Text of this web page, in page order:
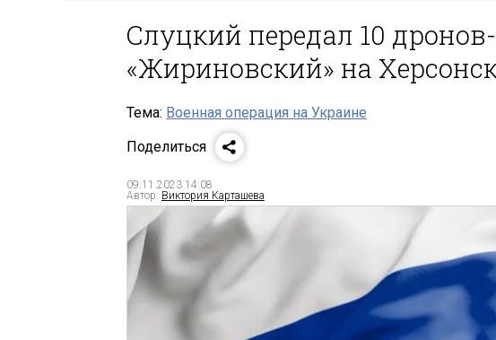
Слуцкий передал 10
«Жириновский» на
Тема: Военная операция на Украине
Поделиться
09.11.2023 14:08
Автор: Виктория Карташева